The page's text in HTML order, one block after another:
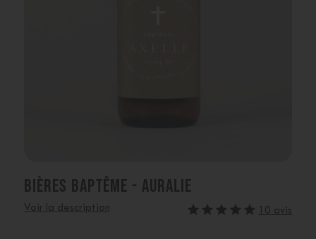
BIÈRES BAPTÊME - AURALIE
Voir la description 10 avis